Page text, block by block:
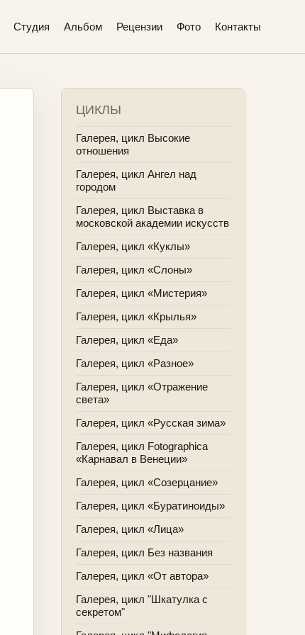
Студия Альбом Рецензии Фото Контакты
ЦИКЛЫ
Галерея, цикл Высокие
отношения
Галерея, цикл Ангел над
городом
Галерея, цикл Выставка в
московской академии искусств
Галерея, цикл «Куклы»
Галерея, цикл «Слоны»
Галерея, цикл «Мистерия»
Галерея, цикл «Крылья»
Галерея, цикл «Еда»
Галерея, цикл «Разное»
Галерея, цикл «Отражение
света»
Галерея, цикл «Русская зима»
Галерея, цикл Fotographica
«Карнавал в Венеции»
Галерея, цикл «Созерцание»
Галерея, цикл «Буратиноиды»
Галерея, цикл «Лица»
Галерея, цикл Без названия
Галерея, цикл «От автора»
Галерея, цикл "Шкатулка с
секретом"